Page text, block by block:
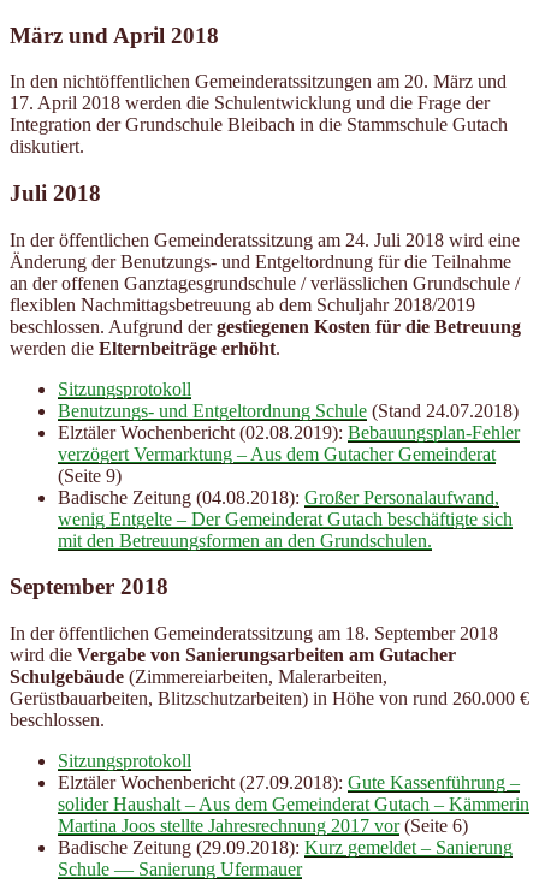
März und April 2018
In den nichtöffentlichen Gemeinderatssitzungen am 20. März und
17. April 2018 werden die Schulentwicklung und die Frage der
Integration der Grundschule Bleibach in die Stammschule Gutach
diskutiert.
Juli 2018
In der öffentlichen Gemeinderatssitzung am 24. Juli 2018 wird eine
Änderung der Benutzungs- und Entgeltordnung für die Teilnahme
an der offenen Ganztagesgrundschule / verlässlichen Grundschule /
flexiblen Nachmittagsbetreuung ab dem Schuljahr 2018/2019
beschlossen. Aufgrund dergestiegenen Kosten für die Betreuung
werden die Elternbeiträge erhöht.
Sitzungsprotokoll
Benutzungs- und Entgeltordnung Schule (Stand 24.07.2018)
Elztäler Wochenbericht (02.08.2019): Bebauungsplan-Fehler
verzögert Vermarktung – Aus dem Gutacher Gemeinderat
(Seite 9)
Badische Zeitung (04.08.2018): Großer Personalaufwand,
wenig Entgelte – Der Gemeinderat Gutach beschäftigte sich
mit den Betreuungsformen an den Grundschulen.
September 2018
In der öffentlichen Gemeinderatssitzung am 18. September 2018
wird die Vergabe von Sanierungsarbeiten am Gutacher
Schulgebäude (Zimmereiarbeiten, Malerarbeiten,
Gerüstbauarbeiten, Blitzschutzarbeiten) in Höhe von rund 260.000 €
beschlossen.
Sitzungsprotokoll
Elztäler Wochenbericht (27.09.2018): Gute Kassenführung –
solider Haushalt – Aus dem Gemeinderat Gutach – Kämmerin
Martina Joos stellte Jahresrechnung 2017 vor(Seite 6)
Badische Zeitung (29.09.2018): Kurz gemeldet – Sanierung
Schule — Sanierung Ufermauer